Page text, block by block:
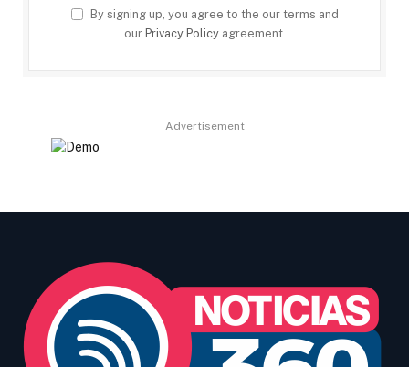
By signing up, you agree to the our terms and
our Privacy Policyagreement.
Advertisement